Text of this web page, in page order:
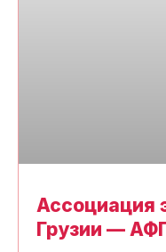
Ассоциация
Грузии —